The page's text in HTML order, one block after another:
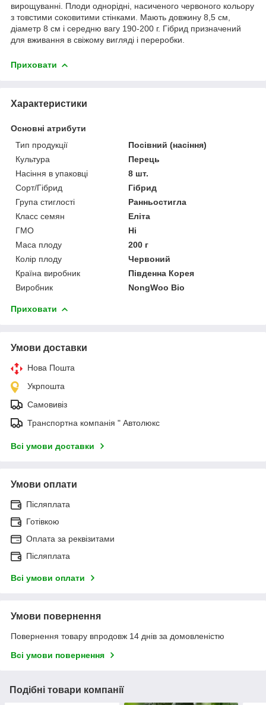
вирощуванні. Плоди однорідні, насиченого червоного кольору
з товстими соковитими стінками. Мають довжину 8,5 см,
діаметр 8 см і середню вагу 190-200 г. Гібрид призначений
для вживання в свіжому вигляді і переробки.
Приховати
Характеристики
Основні атрибути
Тип продукції
Посівний (насіння)
Культура
Перець
Насіння в упаковці
8 шт.
Сорт/Гібрид
Гібрид
Група стиглості
Ранньостигла
Класс семян
Еліта
ГМО
Ні
Маса плоду
200 г
Колір плоду
Червоний
Країна виробник
Південна Корея
Виробник
NongWoo Bio
Приховати
Умови доставки
Нова Пошта
Укрпошта
Самовивіз
Транспортна компанія " Автолюкс
Всі умови доставки
Умови оплати
Післяплата
Готівкою
Оплата за реквізитами
Післяплата
Всі умови оплати
Умови повернення
Повернення товару впродовж 14 днів за домовленістю
Всі умови повернення
Подібні товари компанії